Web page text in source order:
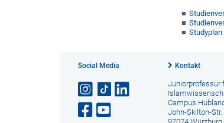
Studyplan
Social Media Kontakt
Juniorprofessur
Campus
John-Skilton-Str.